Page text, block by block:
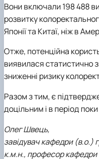
Вони включали 198 488
розвитку
Японії та Китаї, ніж в
Отже, потенційна
виявилася статистично
зниженні ризику
Разом з тим, є
доцільним і в період
Олег Швець,
завідувач кафедри (в.о.)
к.м.н., професор кафедри